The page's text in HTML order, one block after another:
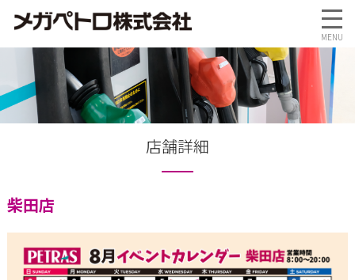
店舗詳細
柴田店